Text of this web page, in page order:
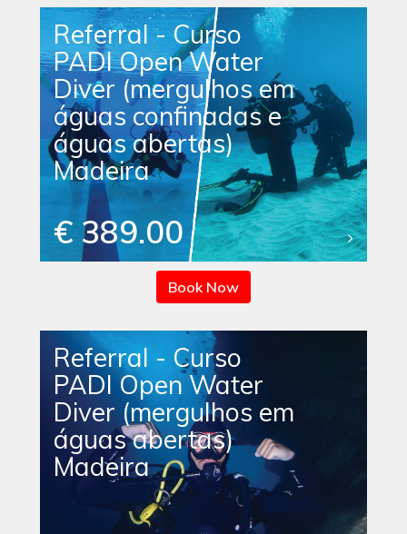
Referral - Curso
PADI Open Water
Diver (mergulhos em
águas confinadas e
águas abertas)
Madeira
€ 389.00
Book Now
Referral - Curso
PADI Open Water
Diver (mergulhos em
águas abertas)
Madeira